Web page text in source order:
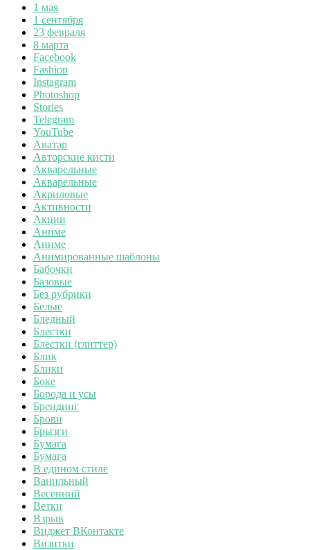
1 мая
1 сентября
23 февраля
8 марта
Facebook
Fashion
Instagram
Photoshop
Stories
Telegram
YouTube
Аватар
Авторские кисти
Акварельные
Акварельные
Акриловые
Активности
Акции
Аниме
Аниме
Анимированные шаблоны
Бабочки
Базовые
Без рубрики
Белые
Бледный
Блестки
Блестки (глиттер)
Блик
Блики
Боке
Борода и усы
Брендинг
Брови
Брызги
Бумага
Бумага
В едином стиле
Ванильный
Весенний
Ветки
Взрыв
Виджет ВКонтакте
Визитки